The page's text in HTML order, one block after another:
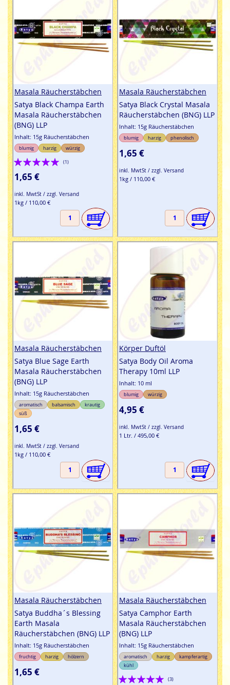
Masala Räucherstäbchen
Satya Black Champa Earth
Masala Räucherstäbchen
(BNG) LLP
Inhalt: 15g Räucherstäbchen
blumig harzig würzig
Bewertung:
100%
(1)
1,65 €
inkl. MwtSt / zzgl. Versand
1kg / 110,00 €
Masala Räucherstäbchen
Satya Black Crystal Masala
Räucherstäbchen (BNG) LLP
Inhalt: 15g Räucherstäbchen
blumig harzig phenolisch
1,65 €
inkl. MwtSt / zzgl. Versand
1kg / 110,00 €
Masala Räucherstäbchen
Satya Blue Sage Earth
Masala Räucherstäbchen
(BNG) LLP
Inhalt: 15g Räucherstäbchen
aromatisch balsamisch
krautig
süß
1,65 €
inkl. MwtSt / zzgl. Versand
1kg / 110,00 €
Körper Duftöl
Satya Body Oil Aroma
Therapy 10ml LLP
Inhalt: 10 ml
blumig würzig
4,95 €
inkl. MwtSt / zzgl. Versand
1 Ltr. / 495,00 €
Masala Räucherstäbchen
Satya Buddha´s Blessing
Earth Masala
Räucherstäbchen (BNG) LLP
Inhalt: 15g Räucherstäbchen
fruchtig harzig hölzern
1,65 €
Masala Räucherstäbchen
Satya Camphor Earth
Masala Räucherstäbchen
(BNG) LLP
Inhalt: 15g Räucherstäbchen
aromatisch harzig
kampferartig
kühl
Bewertung:
(3)